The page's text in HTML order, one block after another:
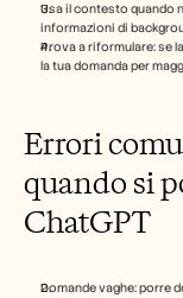
Usa il contesto quando
informazioni di
Prova a riformulare: se
la tua domanda per
Errori
quando si
ChatGPT
Domande vaghe: porre